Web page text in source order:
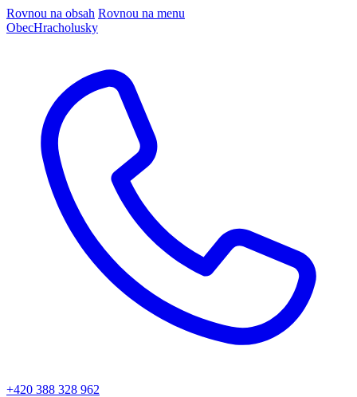
Rovnou na obsah Rovnou na menu
ObecHracholusky
+420 388 328 962